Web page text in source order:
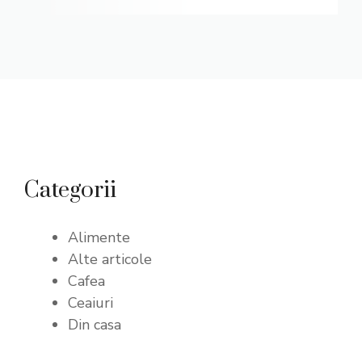
Categorii
Alimente
Alte articole
Cafea
Ceaiuri
Din casa